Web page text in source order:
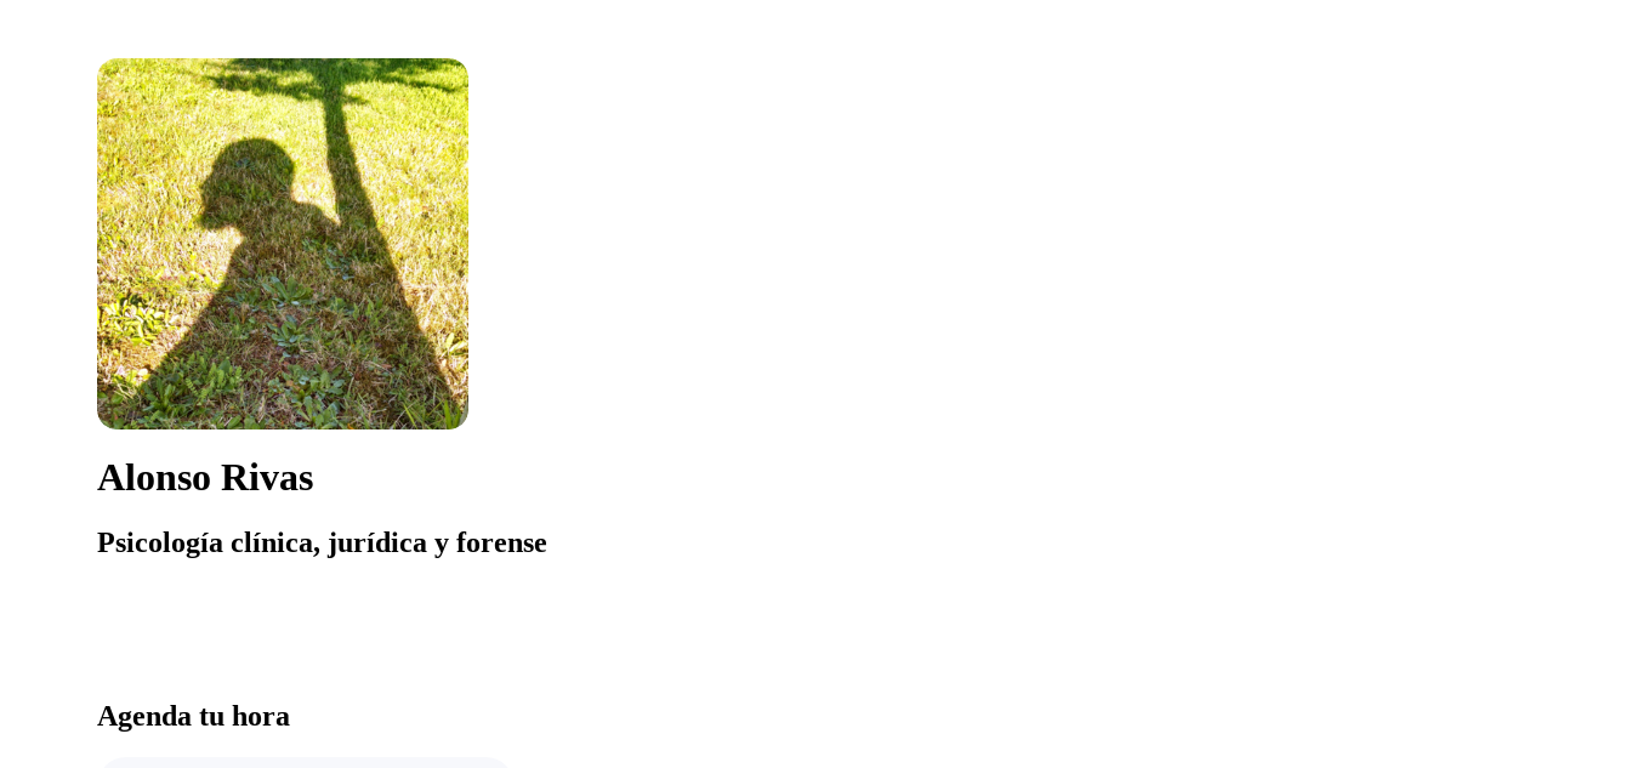
Alonso Rivas
Psicología clínica, jurídica y forense
Agenda tu hora